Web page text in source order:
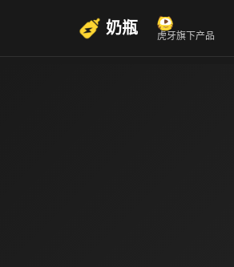
奶瓶 虎牙旗下产品